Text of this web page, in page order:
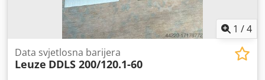
1 /4
Data svjetlosna barijera
Leuze DDLS 200/120.1-60